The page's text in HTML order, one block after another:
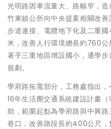
光明路因車流量大、路幅窄，
竹東鎮公所向中央提案相關改
步道連接、電纜地下化及二重
米，改善人行環境總長約760
著手三重地區增設國小，通學
規劃。
學府路拓寬部分，工務處指出，
16年生活圈交通系統建設計畫
助，範圍起點為學府路與中興
巷口，改善路段長約400公尺，